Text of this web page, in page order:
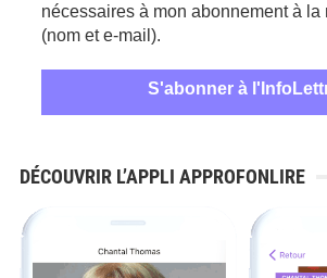
nécessaires à mon abonnement à la
(nom et e-mail).
DÉCOUVRIR L’APPLI APPROFONLIRE